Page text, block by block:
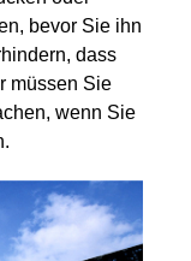
bevor Sie ihn
dass
müssen Sie
wenn Sie